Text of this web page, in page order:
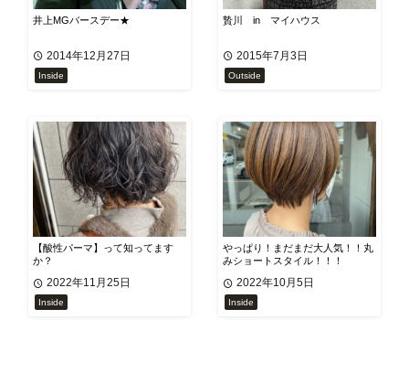
井上MGバースデー★
2014年12月27日
Inside
贄川 in マイハウス
2015年7月3日
Outside
【酸性パーマ】って知ってます
か？
2022年11月25日
Inside
やっぱり！まだまだ大人気！！丸
みショートスタイル！！！
2022年10月5日
Inside